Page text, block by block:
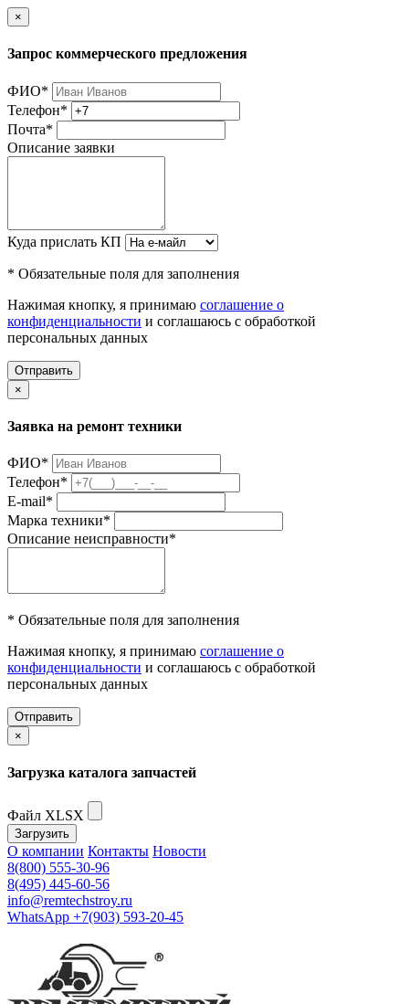
×
Запрос коммерческого предложения
ФИО*
Телефон*
Почта*
Описание заявки
Куда прислать КП
* Обязательные поля для заполнения
Нажимая кнопку, я принимаю соглашение о
конфиденциальности и соглашаюсь с обработкой
персональных данных
Отправить
×
Заявка на ремонт техники
ФИО*
Телефон*
E-mail*
Марка техники*
Описание неисправности*
* Обязательные поля для заполнения
Нажимая кнопку, я принимаю соглашение о
конфиденциальности и соглашаюсь с обработкой
персональных данных
Отправить
×
Загрузка каталога запчастей
Файл XLSX
Загрузить
О компании Контакты Новости
8(800) 555-30-96
8(495) 445-60-56
info@remtechstroy.ru
WhatsApp +7(903) 593-20-45